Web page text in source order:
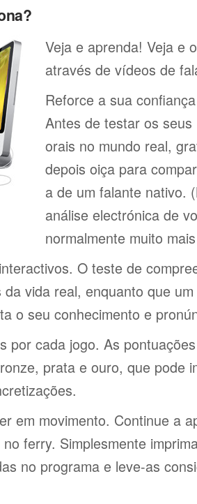
Veja e aprenda! Veja e
através de vídeos de
Reforce a sua
Antes de testar os
orais no mundo real,
depois oiça para
a de um falante nativo.
análise electrónica de
normalmente muito
O teste de
da vida real, enquanto que
o seu conhecimento e
por cada jogo. As
prata e ouro, que pode
em movimento. Continue a
ferry. Simplesmente
no programa e leve-as